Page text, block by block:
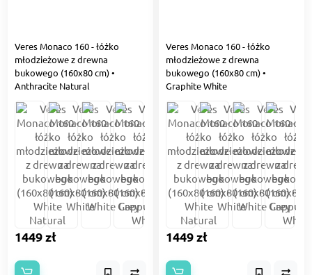
Veres Monaco 160 - łóżko
młodzieżowe z drewna
bukowego (160x80 cm) •
Anthracite Natural
1449 zł
Veres Monaco 160 - łóżko
młodzieżowe z drewna
bukowego (160x80 cm) •
Graphite White
1449 zł